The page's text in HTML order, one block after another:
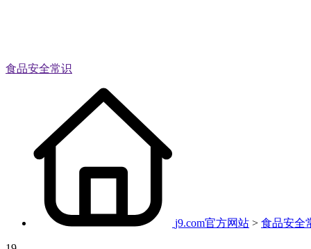
食品安全常识
j9.com官方网站 > 食品安全